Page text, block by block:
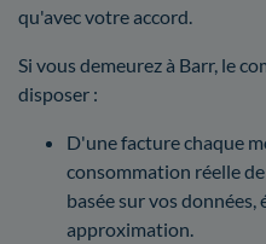
qu'avec votre accord.
Si vous demeurez à Barr, le
disposer :
D'une facture chaque
consommation réelle
basée sur vos
approximation.